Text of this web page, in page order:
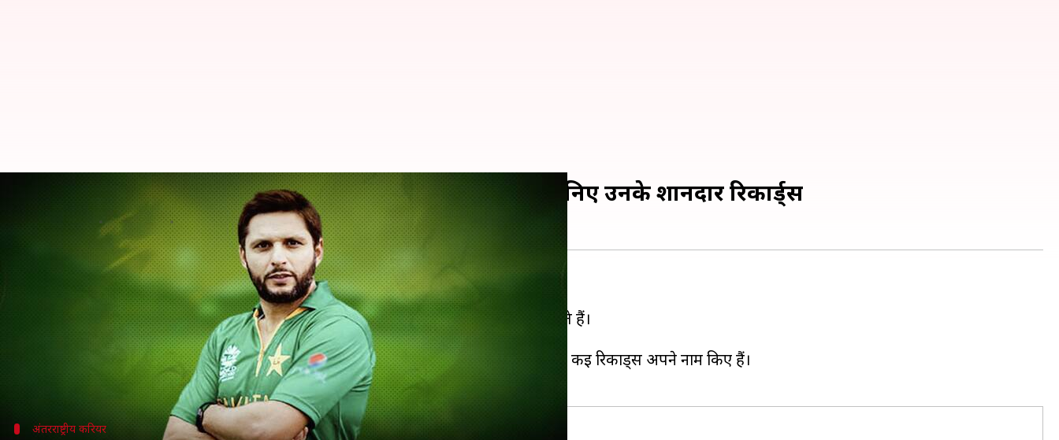
वनडे में सबसे ज्यादा छक्के लगाने वाले बल्लेबाज हैं अफरीदी, जानिए उनके शानदार रिकार्ड्स
Mar 01, 2021 01:22 pm
पाकिस्तान के पूर्व ऑलराउंडर शाहिद अफरीदी सोमवार (1 मार्च) को 44 साल के हो गए हैं।
अफरीदी अपनी विस्फोटक बल्लेबाजी के साथ-साथ घातक लेग स्पिन गेंदबाजी के लिए भी जाने जाते हैं।
अंतरराष्ट्रीय क्रिकेट से संन्यास के बाद उन्होंने दुनिया की तमाम टी-20 लीग में खेलना जारी रखा है।
उनके नाम वनडे क्रिकेट में सबसे कम उम्र में शतक लगाने का रिकॉर्ड दर्ज है। इसके अलावा भी उन्होंने कई रिकार्ड्स अपने नाम किए हैं।
अंतरराष्ट्रीय करियर